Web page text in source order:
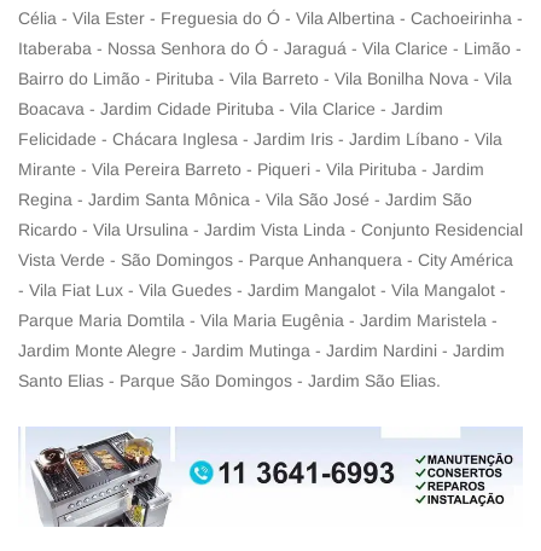
Célia - Vila Ester - Freguesia do Ó - Vila Albertina - Cachoeirinha -
Itaberaba - Nossa Senhora do Ó - Jaraguá - Vila Clarice - Limão -
Bairro do Limão - Pirituba - Vila Barreto - Vila Bonilha Nova - Vila
Boacava - Jardim Cidade Pirituba - Vila Clarice - Jardim
Felicidade - Chácara Inglesa - Jardim Iris - Jardim Líbano - Vila
Mirante - Vila Pereira Barreto - Piqueri - Vila Pirituba - Jardim
Regina - Jardim Santa Mônica - Vila São José - Jardim São
Ricardo - Vila Ursulina - Jardim Vista Linda - Conjunto Residencial
Vista Verde - São Domingos - Parque Anhanquera - City América
- Vila Fiat Lux - Vila Guedes - Jardim Mangalot - Vila Mangalot -
Parque Maria Domtila - Vila Maria Eugênia - Jardim Maristela -
Jardim Monte Alegre - Jardim Mutinga - Jardim Nardini - Jardim
Santo Elias - Parque São Domingos - Jardim São Elias.